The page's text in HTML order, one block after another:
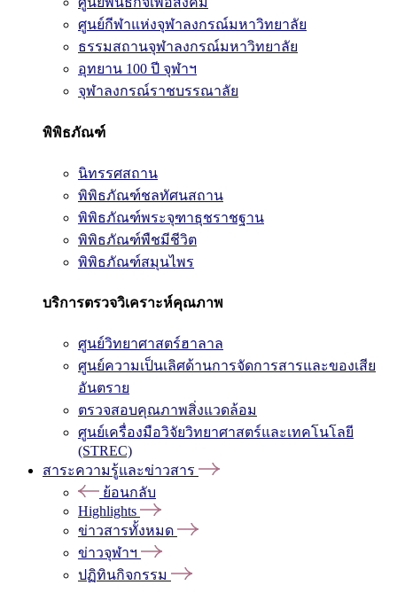
ศูนย์กีฬาแห่งจุฬาลงกรณ์มหาวิทยาลัย
ธรรมสถานจุฬาลงกรณ์มหาวิทยาลัย
อุทยาน 100 ปี จุฬาฯ
จุฬาลงกรณ์ราชบรรณาลัย
พิพิธภัณฑ์
นิทรรศสถาน
พิพิธภัณฑ์ชลทัศนสถาน
พิพิธภัณฑ์พระจุฑาธุชราชฐาน
พิพิธภัณฑ์พืชมีชีวิต
พิพิธภัณฑ์สมุนไพร
บริการตรวจวิเคราะห์คุณภาพ
ศูนย์วิทยาศาสตร์ฮาลาล
ศูนย์ความเป็นเลิศด้านการจัดการสารและของเสีย
อันตราย
ตรวจสอบคุณภาพสิ่งแวดล้อม
ศูนย์เครื่องมือวิจัยวิทยาศาสตร์และเทคโนโลยี
(STREC)
สาระความรู้และข่าวสาร
ย้อนกลับ
Highlights
ข่าวสารทั้งหมด
ข่าวจุฬาฯ
ปฏิทินกิจกรรม